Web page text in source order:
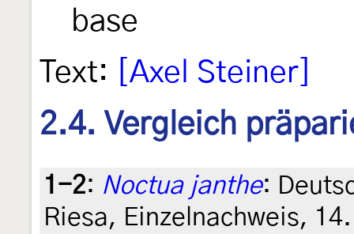
base
Text:
[Axel Steiner]
2.4. Vergleich
1-2: Noctua janthe:
Riesa, Einzelnachweis,